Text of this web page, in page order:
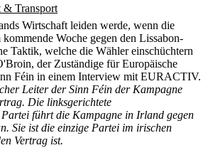
& Transport
Wirtschaft leiden werde, wenn die
Woche gegen den Lissabon-
Taktik, welche die Wähler einschüchtern
der Zuständige für Europäische
Féin in einem Interview mit EURACTIV.
Leiter der Sinn Féin der Kampagne
Die linksgerichtete
führt die Kampagne in Irland gegen
Sie ist die einzige Partei im irischen
Vertrag ist.